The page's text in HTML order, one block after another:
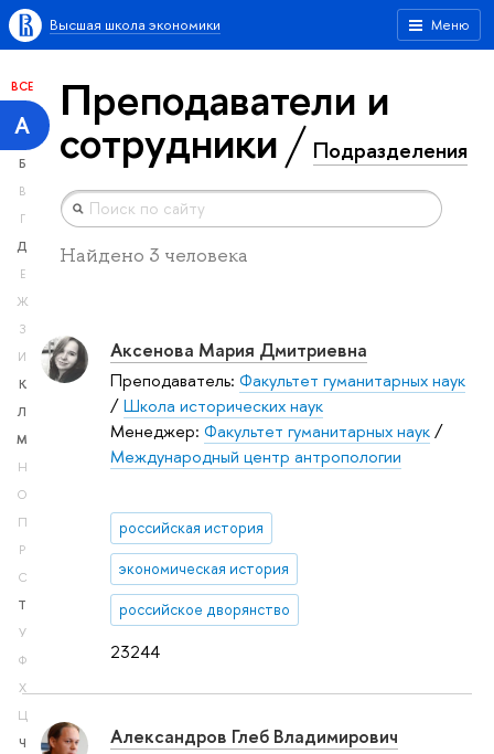
Меню
Высшая школа экономики
ВСЕ
А
Б
В
Г
Д
Е
Ж
З
И
К
Л
М
Н
О
П
Р
С
Т
У
Ф
Х
Ц
Ч
Преподаватели и
сотрудники Подразделения
Найдено 3 человека
23244
Аксенова Мария Дмитриевна
Преподаватель: Факультет гуманитарных наук
/Школа исторических наук
Менеджер: Факультет гуманитарных наук/
Международный центр антропологии
российская история
экономическая история
российское дворянство
Александров Глеб Владимирович